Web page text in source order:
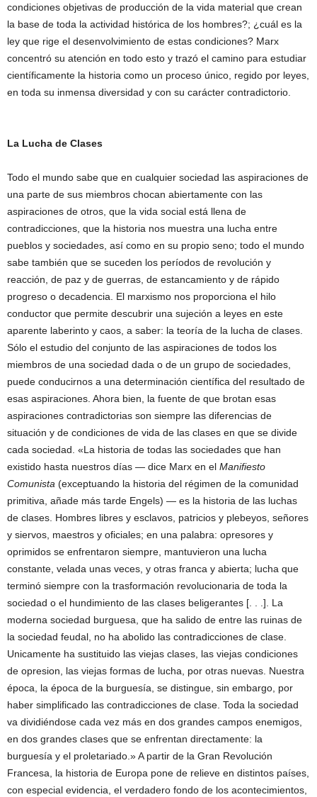
condiciones objetivas de producción de la vida material que crean
la base de toda la actividad histórica de los hombres?; ¿cuál es la
ley que rige el desenvolvimiento de estas condiciones? Marx
concentró su atención en todo esto y trazó el camino para estudiar
científicamente la historia como un proceso único, regido por leyes,
en toda su inmensa diversidad y con su carácter contradictorio.
La Lucha de Clases
Todo el mundo sabe que en cualquier sociedad las aspiraciones de
una parte de sus miembros chocan abiertamente con las
aspiraciones de otros, que la vida social está llena de
contradicciones, que la historia nos muestra una lucha entre
pueblos y sociedades, así como en su propio seno; todo el mundo
sabe también que se suceden los períodos de revolución y
reacción, de paz y de guerras, de estancamiento y de rápido
progreso o decadencia. El marxismo nos proporciona el hilo
conductor que permite descubrir una sujeción a leyes en este
aparente laberinto y caos, a saber: la teoría de la lucha de clases.
Sólo el estudio del conjunto de las aspiraciones de todos los
miembros de una sociedad dada o de un grupo de sociedades,
puede conducirnos a una determinación científica del resultado de
esas aspiraciones. Ahora bien, la fuente de que brotan esas
aspiraciones contradictorias son siempre las diferencias de
situación y de condiciones de vida de las clases en que se divide
cada sociedad. «La historia de todas las sociedades que han
existido hasta nuestros días — dice Marx en el Manifiesto
Comunista (exceptuando la historia del régimen de la comunidad
primitiva, añade más tarde Engels) — es la historia de las luchas
de clases. Hombres libres y esclavos, patricios y plebeyos, señores
y siervos, maestros y oficiales; en una palabra: opresores y
oprimidos se enfrentaron siempre, mantuvieron una lucha
constante, velada unas veces, y otras franca y abierta; lucha que
terminó siempre con la trasformación revolucionaria de toda la
sociedad o el hundimiento de las clases beligerantes [. . .]. La
moderna sociedad burguesa, que ha salido de entre las ruinas de
la sociedad feudal, no ha abolido las contradicciones de clase.
Unicamente ha sustituido las viejas clases, las viejas condiciones
de opresion, las viejas formas de lucha, por otras nuevas. Nuestra
época, la época de la burguesía, se distingue, sin embargo, por
haber simplificado las contradicciones de clase. Toda la sociedad
va dividiéndose cada vez más en dos grandes campos enemigos,
en dos grandes clases que se enfrentan directamente: la
burguesía y el proletariado.» A partir de la Gran Revolución
Francesa, la historia de Europa pone de relieve en distintos países,
con especial evidencia, el verdadero fondo de los acontecimientos,